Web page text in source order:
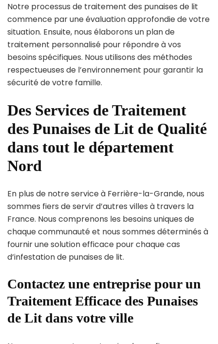
Notre processus de traitement des punaises de lit
commence par une évaluation approfondie de votre
situation. Ensuite, nous élaborons un plan de
traitement personnalisé pour répondre à vos
besoins spécifiques. Nous utilisons des méthodes
respectueuses de l’environnement pour garantir la
sécurité de votre famille.
Des Services de Traitement
des Punaises de Lit de Qualité
dans tout le département
Nord
En plus de notre service à Ferrière-la-Grande, nous
sommes fiers de servir d’autres villes à travers la
France. Nous comprenons les besoins uniques de
chaque communauté et nous sommes déterminés à
fournir une solution efficace pour chaque cas
d’infestation de punaises de lit.
Contactez une entreprise pour un
Traitement Efficace des Punaises
de Lit dans votre ville